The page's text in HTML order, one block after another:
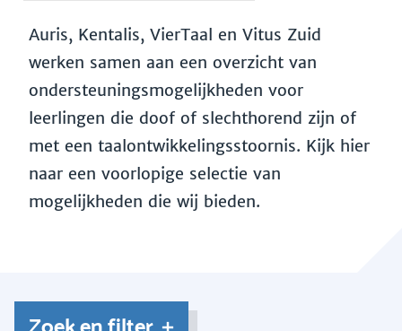
Auris, Kentalis, VierTaal en Vitus Zuid
werken samen aan een overzicht van
ondersteuningsmogelijkheden voor
leerlingen die doof of slechthorend zijn of
met een taalontwikkelingsstoornis. Kijk hier
naar een voorlopige selectie van
mogelijkheden die wij bieden.